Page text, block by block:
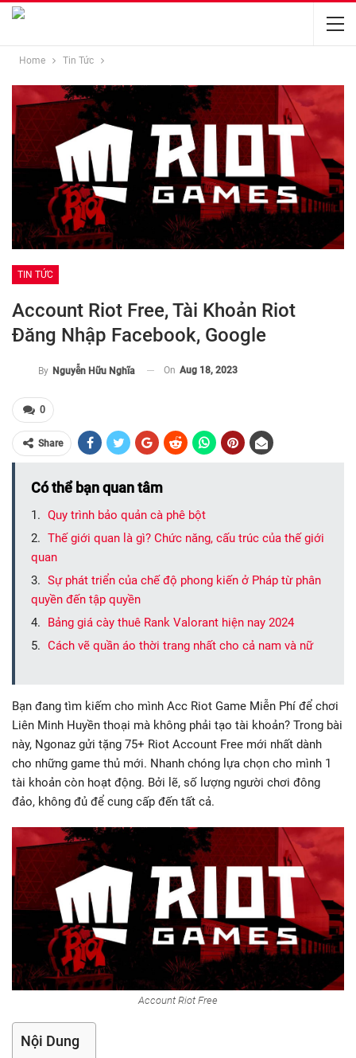
Home Tin Tức
TIN TỨC
Account Riot Free, Tài Khoản Riot
Đăng Nhập Facebook, Google
By Nguyễn Hữu Nghĩa On Aug 18, 2023
0
Share
Có thể bạn quan tâm
Quy trình bảo quản cà phê bột
Thế giới quan là gì? Chức năng, cấu trúc của thế giới
quan
Sự phát triển của chế độ phong kiến ở Pháp từ phân
quyền đến tập quyền
Bảng giá cày thuê Rank Valorant hiện nay 2024
Cách vẽ quần áo thời trang nhất cho cả nam và nữ
Bạn đang tìm kiếm cho mình Acc Riot Game Miễn Phí để chơi
Liên Minh Huyền thoại mà không phải tạo tài khoản? Trong bài
này, Ngonaz gửi tặng 75+ Riot Account Free mới nhất dành
cho những game thủ mới. Nhanh chóng lựa chọn cho mình 1
tài khoản còn hoạt động. Bởi lẽ, số lượng người chơi đông
đảo, không đủ để cung cấp đến tất cả.
Account Riot Free
Nội Dung